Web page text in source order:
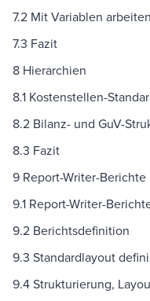
7.2 Mit Variablen arbeiten
7.3 Fazit
8 Hierarchien
8.1 Kostenstellen-
8.2 Bilanz- und GuV-
8.3 Fazit
9 Report-Writer-Berichte
9.1 Report-Writer-
9.2 Berichtsdefinition
9.3 Standardlayout
9.4 Strukturierung,